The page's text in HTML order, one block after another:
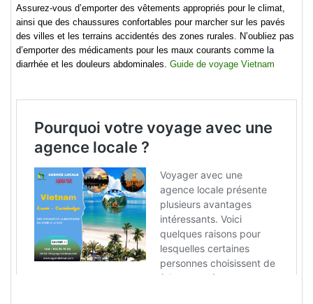
Assurez-vous d’emporter des vêtements appropriés pour le climat,
ainsi que des chaussures confortables pour marcher sur les pavés
des villes et les terrains accidentés des zones rurales. N’oubliez pas
d’emporter des médicaments pour les maux courants comme la
diarrhée et les douleurs abdominales. Guide de voyage Vietnam